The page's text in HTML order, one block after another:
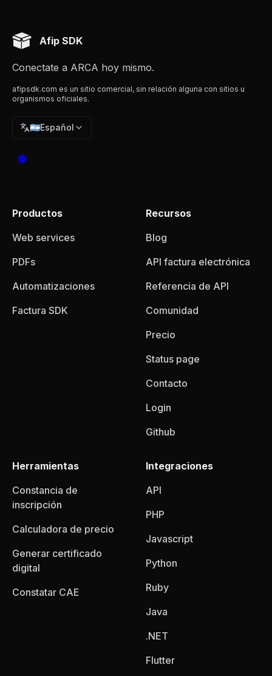
Afip SDK
Conectate a ARCA hoy mismo.
afipsdk.com es un sitio comercial, sin relación alguna con sitios u
organismos oficiales.
🇦🇷Español
Productos
Web services
PDFs
Automatizaciones
Factura SDK
Recursos
Blog
API factura electrónica
Referencia de API
Comunidad
Precio
Status page
Contacto
Login
Github
Herramientas
Constancia de
inscripción
Calculadora de precio
Generar certificado
digital
Constatar CAE
Integraciones
API
PHP
Javascript
Python
Ruby
Java
.NET
Flutter